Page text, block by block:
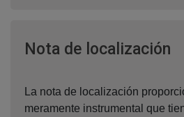
Nota de localización
La nota de localización
meramente instrumental que